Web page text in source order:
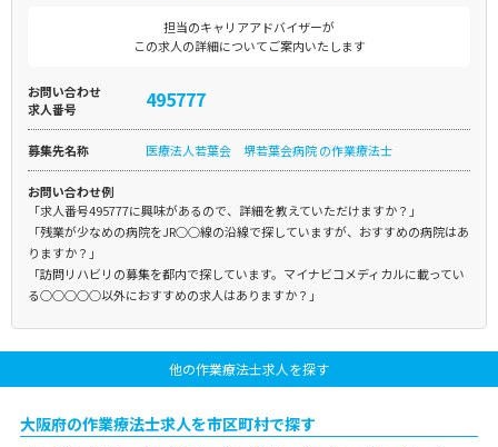
担当のキャリアアドバイザーが
この求人の詳細についてご案内いたします
お問い合わせ
求人番号
495777
募集先名称 医療法人若葉会 堺若葉会病院 の作業療法士
お問い合わせ例
「求人番号495777に興味があるので、詳細を教えていただけますか？」
「残業が少なめの病院をJR○○線の沿線で探していますが、おすすめの病院はあ
りますか？」
「訪問リハビリの募集を都内で探しています。マイナビコメディカルに載ってい
る○○○○○以外におすすめの求人はありますか？」
他の作業療法士求人を探す
大阪府の作業療法士求人を市区町村で探す